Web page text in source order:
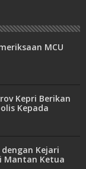
MCU
Kepri Berikan
Kepada
Kejari
Mantan Ketua